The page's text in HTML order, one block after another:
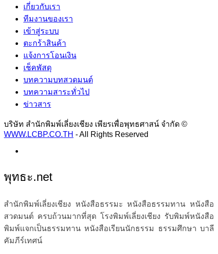
เกี่ยวกับเรา
ทีมงานของเรา
เข้าสู่ระบบ
ตะกร้าสินค้า
แจ้งการโอนเงิน
เช็คพัสดุ
บทความบทสวดมนต์
บทความสาระทั่วไป
ข่าวสาร
บริษัท สำนักพิมพ์เลี่ยงเชียง เพียรเพื่อพุทธศาสน์ จำกัด ©
WWW.LCBP.CO.TH - All Rights Reserved
พุทธะ.net
สำนักพิมพ์เลี่ยงเชียง หนังสือธรรมะ หนังสือธรรมทาน หนังสือ
สวดมนต์ ครบถ้วนมากที่สุด โรงพิมพ์เลี่ยงเชียง รับพิมพ์หนังสือ
พิมพ์แจกเป็นธรรมทาน หนังสือเรียนนักธรรม ธรรมศึกษา บาลี
คัมภีร์เทศน์